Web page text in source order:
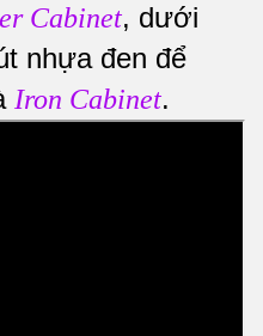
Cabinet, dưới
nhựa đen để
Iron Cabinet.